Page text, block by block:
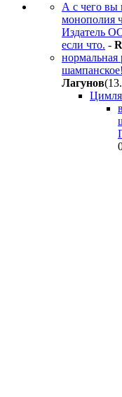
А с чего вы
монополия
Издатель
если что. -
нормальная
Лaгyнoв